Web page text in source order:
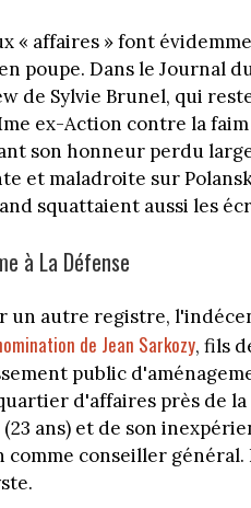
« affaires » font
poupe. Dans le Journal
de Sylvie Brunel, qui
ex-Action contre la
son honneur perdu
et maladroite sur
squattaient aussi les
à La Défense
un autre registre,
de Jean Sarkozy, fils
public
d'affaires près de
(23 ans) et de son
comme conseiller